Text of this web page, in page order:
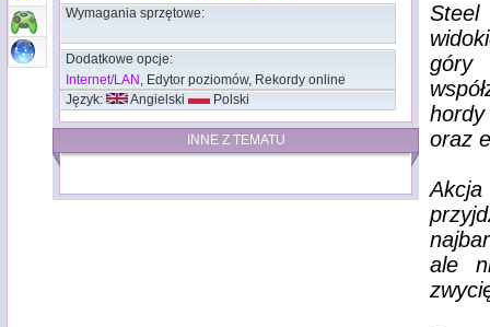
Wymagania sprzętowe:
Dodatkowe opcje:
Internet/LAN , Edytor poziomów, Rekordy online
Język:
Angielski Polski
INNE Z TEMATU
Steel
góry
oraz
ale